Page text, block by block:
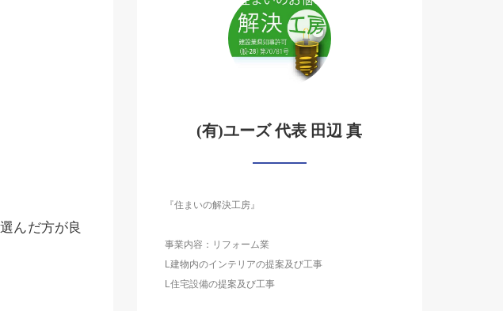
んだ方が良
(有)ユーズ 代表 田辺 真
『住まいの解決工房』
事業内容：リフォーム業
L建物内のインテリアの提案及び工事
L住宅設備の提案及び工事